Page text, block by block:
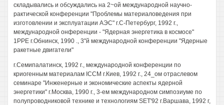
складывались и обсуждались на 2~ой международной научно-
рактической конференции "Проблемы материаловедения при
изготовлении и эксплуатации АЭС" г.С-Петербург, 1992 г.,
международной онференции - "Ядерная энергетика в космосе"
1РРЕ г.Обнинск, 1990 ., 3"й международной конференции "Ядерные
ракетные двигатели"
г.Семипалатинск, 1992 г., международной конференции по
криогенным материалам ICCM г.Киев, 1992 г., 24_ом отраслевом
семинаре "Инженерные и экономические аспекты ядерной
энергетики" г.Москва, 1990 г., 3-ем международном симпозиуме по
полупроводниковой технике и технологиям SET'92 г.Варшава, 1992 г,